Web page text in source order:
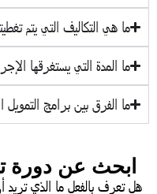
ما هي التكاليف التي يتم
ما المدة التي يستغرقها
ما الفرق بين برامج التمويل
ابحث عن دورة
هل تعرف بالفعل ما الذي تريد